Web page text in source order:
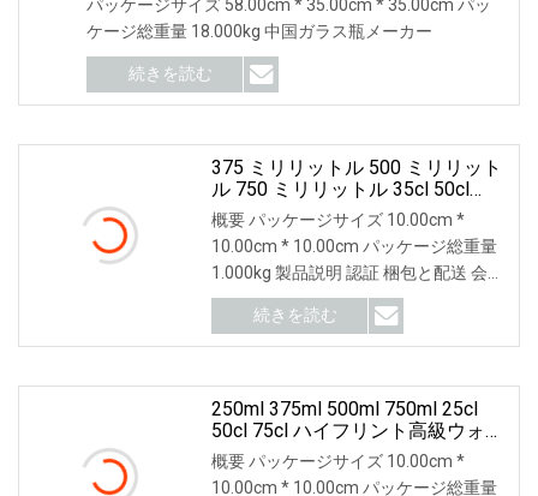
センシャルオイルガラスボトルメーカー
パッケージサイズ 58.00cm * 35.00cm * 35.00cm パッ
ケージ総重量 18.000kg 中国ガラス瓶メーカー
続きを読む
375 ミリリットル 500 ミリリット
ル 750 ミリリットル 35cl 50cl
75cl ハイフリントウイスキーブラ
ンデー Xo ウォッカ Teliqula スピ
リットリキュールラムワインシャ
ンパンガラスボトルコルクキャッ
プスクリューキャップ用
概要 パッケージサイズ 10.00cm *
10.00cm * 10.00cm パッケージ総重量
1.000kg 製品説明 認証 梱包と配送 会社
概要 上海ビスタパッケージング有限公
司は専門です
続きを読む
250ml 375ml 500ml 750ml 25cl
50cl 75cl ハイフリント高級ウォッ
カ蒸留酒ラムテキーラブランデー
ウイスキーワイングラスボトルス
概要 パッケージサイズ 10.00cm *
10.00cm * 10.00cm パッケージ総重量